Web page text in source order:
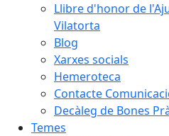
Llibre d'honor de
Vilatorta
Blog
Xarxes socials
Hemeroteca
Contacte
Decàleg de Bones
Temes